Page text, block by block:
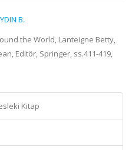
B.
the World, Lanteigne Betty,
Editör, Springer, ss.411-419,
Kitap